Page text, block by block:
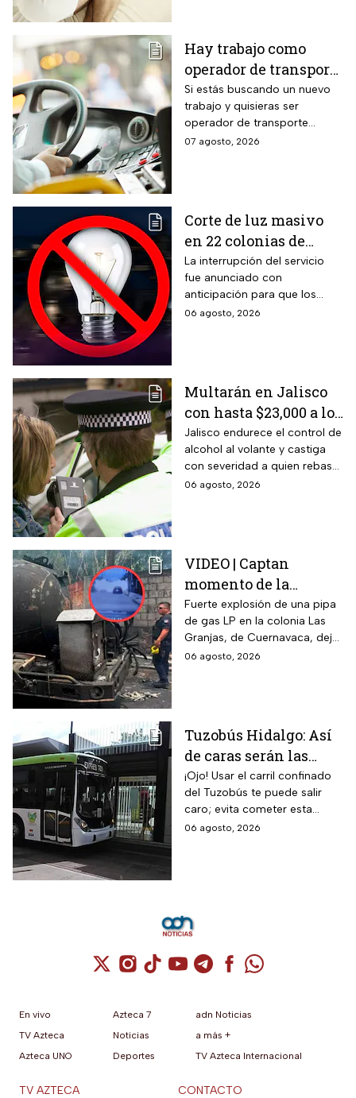
Hay trabajo como
operador de transporte
público con sueldo de
18 mil pesos, bonos y
despensa
Si estás buscando un nuevo
trabajo y quisieras ser
operador de transporte
público, publicaron algunas
07 agosto, 2026
Corte de luz masivo
en 22 colonias de
México; zonas
afectadas hoy 7 de
agosto
La interrupción del servicio
fue anunciado con
anticipación para que los
usuarios puedan tomar las
06 agosto, 2026
Multarán en Jalisco
con hasta $23,000 a los
conductores que
superen este límite en
la prueba de
alcoholemia
Jalisco endurece el control de
alcohol al volante y castiga
con severidad a quien rebase
el nuevo límite de sangre o
06 agosto, 2026
VIDEO | Captan
momento de la
explosión de pipa de
gas en Cuernavaca:
¡Imágenes sensibles!
Fuerte explosión de una pipa
de gas LP en la colonia Las
Granjas, de Cuernavaca, dejó
21 heridos y causó pánico
06 agosto, 2026
Tuzobús Hidalgo: Así
de caras serán las
MULTAS por invadir
el carril confinado a
partir de esta fecha
¡Ojo! Usar el carril confinado
del Tuzobús te puede salir
caro; evita cometer esta
infracción a partir de agosto.
06 agosto, 2026
Cuenta de X / Twitter (se abre en una
Cuenta de Instagram (se abre en una
Cuenta de TikTok (se abre en
Cuenta de YouTube (se abre
Cuenta de Telegram (se
Cuenta de
Cuenta de
En vivo
TV Azteca
Azteca UNO
Azteca 7
Noticias
Deportes
adn Noticias
a más +
TV Azteca Internacional
TV AZTECA CONTACTO